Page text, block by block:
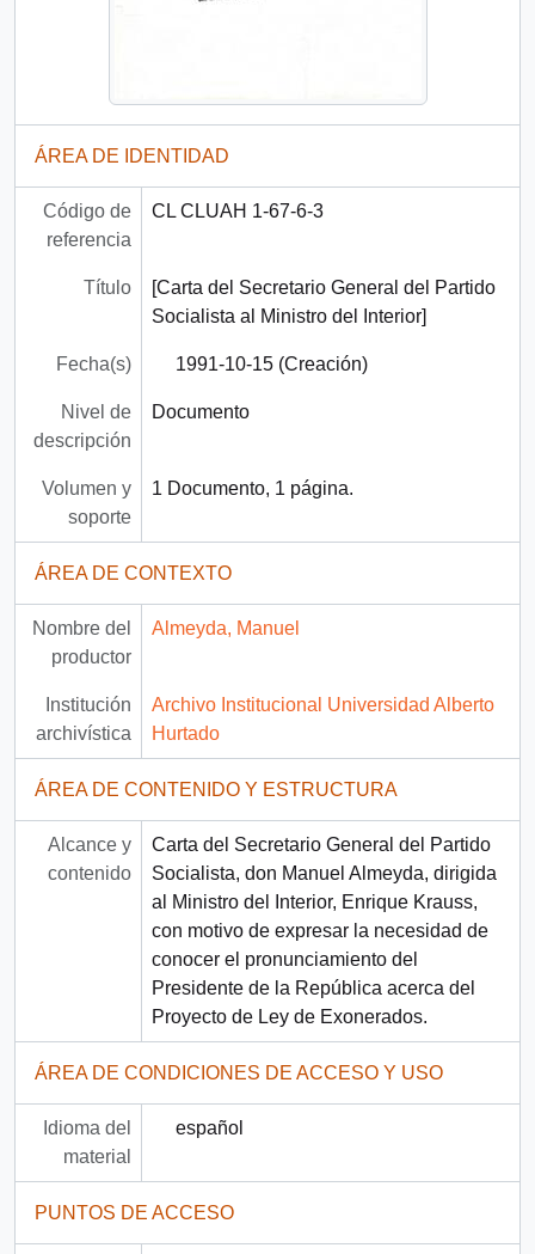
ÁREA DE IDENTIDAD
Código de
referencia
CL CLUAH 1-67-6-3
Título
[Carta del Secretario General del Partido
Socialista al Ministro del Interior]
Fecha(s) 1991-10-15 (Creación)
Nivel de
descripción
Documento
Volumen y
soporte
1 Documento, 1 página.
ÁREA DE CONTEXTO
Nombre del
productor
Almeyda, Manuel
Institución
archivística
Archivo Institucional Universidad Alberto
Hurtado
ÁREA DE CONTENIDO Y ESTRUCTURA
Alcance y
contenido
Carta del Secretario General del Partido
Socialista, don Manuel Almeyda, dirigida
al Ministro del Interior, Enrique Krauss,
con motivo de expresar la necesidad de
conocer el pronunciamiento del
Presidente de la República acerca del
Proyecto de Ley de Exonerados.
ÁREA DE CONDICIONES DE ACCESO Y USO
Idioma del
material
español
PUNTOS DE ACCESO